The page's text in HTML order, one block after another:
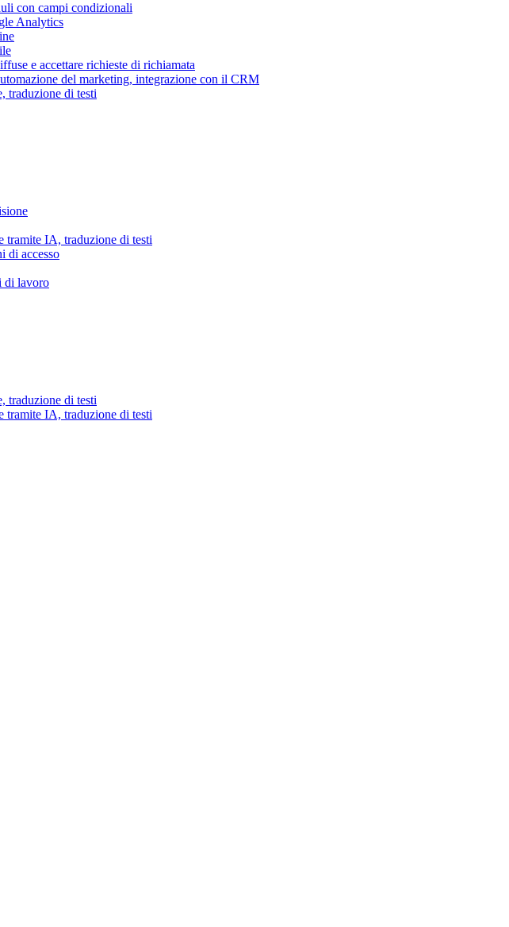
con campi condizionali
Analytics
e accettare richieste di richiamata
del marketing, integrazione con il CRM
traduzione di testi
tramite IA, traduzione di testi
di accesso
di lavoro
traduzione di testi
tramite IA, traduzione di testi